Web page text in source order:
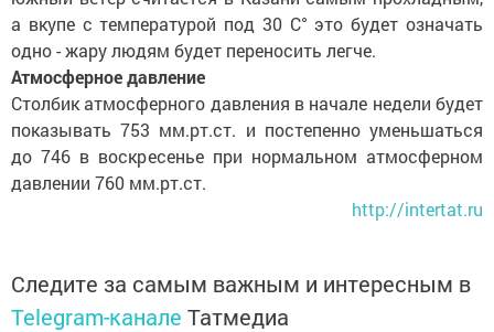
а вкупе с температурой под 30 С° это будет означать
одно - жару людям будет переносить легче.
Атмосферное давление
Столбик атмосферного давления в начале недели будет
показывать 753 мм.рт.ст. и постепенно уменьшаться
до 746 в воскресенье при нормальном атмосферном
давлении 760 мм.рт.ст.
http://intertat.ru
Следите за самым важным и интересным в
Telegram-канале Татмедиа